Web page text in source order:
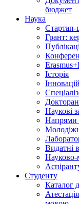
бюджет
Наука
Стартап-
Грант:
Історія
Наукові
Напрями
Видатні
Науково-
Студенту
Каталог